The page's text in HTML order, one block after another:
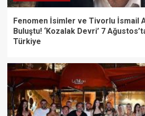
Fenomen İsimler ve Tivorlu İsmail
Buluştu! ‘Kozalak Devri’ 7
Türkiye